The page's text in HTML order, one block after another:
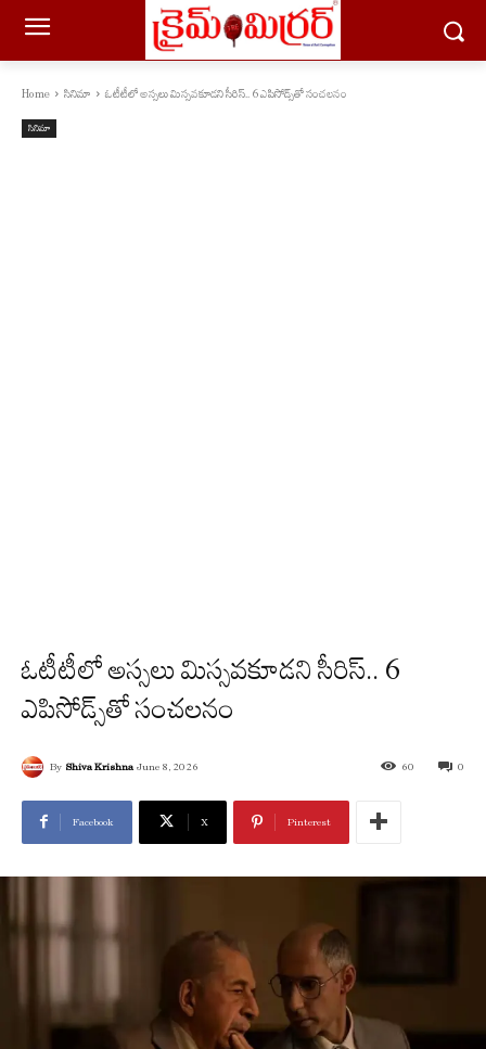
Home సినిమా ఓటీటీలో అస్సలు మిస్సవకూడని సీరిస్.. 6 ఎపిసోడ్స్‌తో సంచలనం
సినిమా
ఓటీటీలో అస్సలు మిస్సవకూడని సీరిస్.. 6
ఎపిసోడ్స్‌తో సంచలనం
By Shiva Krishna June 8, 2026 0
60
Facebook X Pinterest